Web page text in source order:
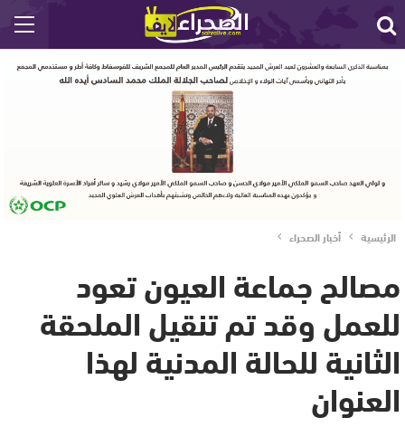
الرئيسية أخبار الصحراء
مصالح جماعة العيون تعود
للعمل وقد تم تنقيل الملحقة
الثانية للحالة المدنية لهذا
العنوان